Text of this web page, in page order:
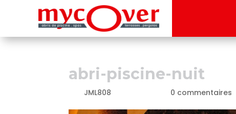
abri-piscine-nuit
JML808 0 commentaires